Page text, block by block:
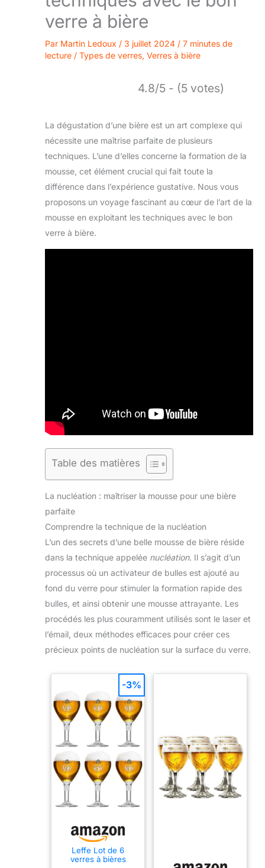
verre à bière
Par Martin Ledoux / 3 juillet 2024 / 7 minutes de
lecture / Types de verres, Verres à bière
4.8/5 - (5 votes)
La dégustation d’une bière est un art complexe qui
nécessite une maîtrise parfaite de plusieurs
techniques. L’une d’elles concerne la formation de la
mousse, cet élément crucial qui fait toute la
différence dans l’expérience gustative. Nous vous
proposons un voyage fascinant au cœur de l’art de la
mousse en exploitant les techniques avec le bon
verre à bière.
Table des matières
La nucléation : maîtriser la mousse pour une bière
parfaite
Comprendre la technique de la nucléation
L’un des secrets d’une belle mousse de bière réside
dans la technique appelée nucléation. Il s’agit d’un
processus où un activateur de bulles est ajouté au
fond du verre pour stimuler la formation rapide des
bulles, et ainsi obtenir une mousse attrayante. Les
procédés les plus couramment utilisés sont le laser et
l’émail, deux méthodes efficaces pour créer ces
précieux points de nucléation sur la surface du verre.
Leffe Lot de 6
verres à bières
-3%